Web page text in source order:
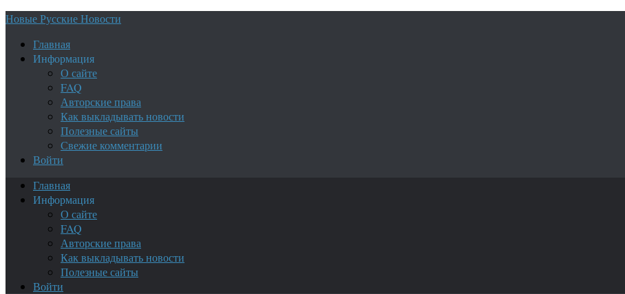
Новые Русские Новости
Главная
Информация
О сайте
FAQ
Авторские права
Как выкладывать новости
Полезные сайты
Свежие комментарии
Войти
Главная
Информация
О сайте
FAQ
Авторские права
Как выкладывать новости
Полезные сайты
Войти